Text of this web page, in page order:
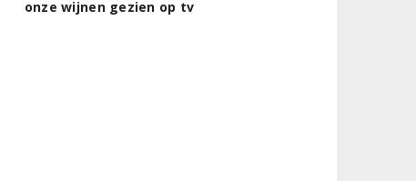
onze wijnen gezien op tv